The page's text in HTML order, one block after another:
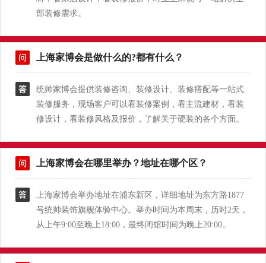
部装修需求。
上海家博会是做什么的?都有什么？
统帅家博会提供装修咨询、装修设计、装修搭配等一站式
装修服务，现场客户可以看装修案例，看主流建材，看装
修设计，看装修风格及报价，了解关于硬装的各个方面。
上海家博会在哪里举办？地址在哪个区？
上海家博会举办地址在浦东新区，详细地址为东方路1877
号统帅装饰旗舰体验中心。举办时间为本周末，历时2天，
从上午9:00至晚上18:00，最终闭馆时间为晚上20:00。